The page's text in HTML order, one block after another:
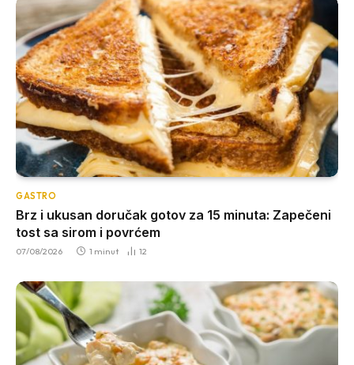
GASTRO
Brz i ukusan doručak gotov za 15 minuta: Zapečeni
tost sa sirom i povrćem
07/08/2026 1 minut 12